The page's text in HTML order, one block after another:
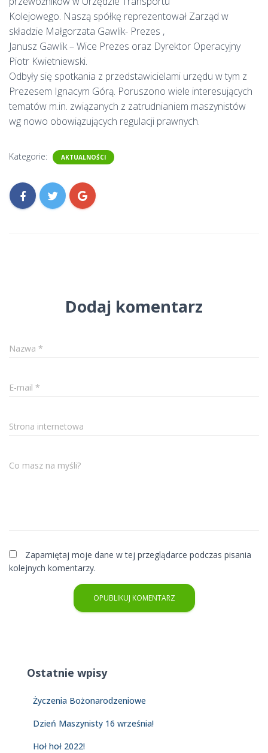
Kolejowego. Naszą spółkę reprezentował Zarząd w
składzie Małgorzata Gawlik- Prezes ,
Janusz Gawlik – Wice Prezes oraz Dyrektor Operacyjny
Piotr Kwietniewski.
Odbyły się spotkania z przedstawicielami urzędu w tym z
Prezesem Ignacym Górą. Poruszono wiele interesujących
tematów m.in. związanych z zatrudnianiem maszynistów
wg nowo obowiązujących regulacji prawnych.
Kategorie: AKTUALNOŚCI
Dodaj komentarz
Nazwa *
E-mail *
Strona internetowa
Co masz na myśli?
Zapamiętaj moje dane w tej przeglądarce podczas pisania
kolejnych komentarzy.
Ostatnie wpisy
Życzenia Bożonarodzeniowe
Dzień Maszynisty 16 września!
Hoł hoł 2022!